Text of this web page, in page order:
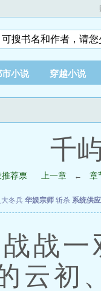
市小说 穿越小说
千
推荐票 上一章 ← 章
冬兵 华娱宗师 斩杀 系统供
战一
云初